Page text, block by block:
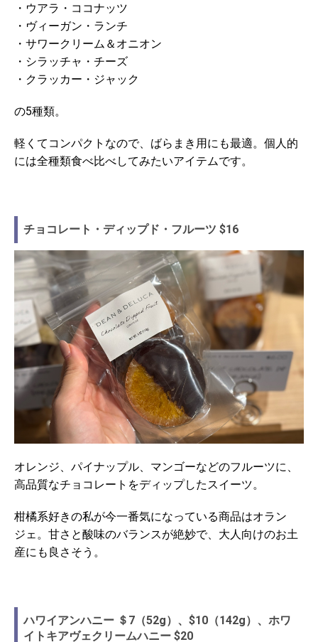
・ウアラ・ココナッツ
・ヴィーガン・ランチ
・サワークリーム＆オニオン
・シラッチャ・チーズ
・クラッカー・ジャック
の5種類。
軽くてコンパクトなので、ばらまき用にも最適。個人的
には全種類食べ比べしてみたいアイテムです。
チョコレート・ディップド・フルーツ $16
オレンジ、パイナップル、マンゴーなどのフルーツに、
高品質なチョコレートをディップしたスイーツ。
柑橘系好きの私が今一番気になっている商品はオラン
ジェ。甘さと酸味のバランスが絶妙で、大人向けのお土
産にも良さそう。
ハワイアンハニー ＄7（52g）、$10（142g）、ホワ
イトキアヴェクリームハニー $20